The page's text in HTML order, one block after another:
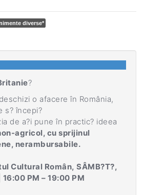
diverse*
?
o afacere în România,
s? începi?
de a?i pune în practic? ideea
agricol, cu sprijinul
nerambursabile.
Cultural Român, SÂMB?T?,
16:00 PM – 19:00 PM